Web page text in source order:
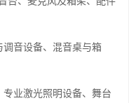
音设备、混音桌与箱
业激光照明设备、舞台